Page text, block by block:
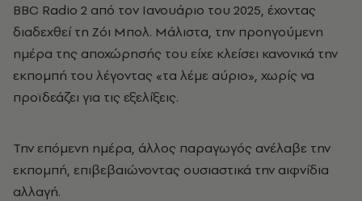
BBC Radio 2 από τον Ιανουάριο του 2025, έχοντας
διαδεχθεί τη Ζόι Μπολ. Μάλιστα, την προηγούμενη
ημέρα της αποχώρησής του είχε κλείσει κανονικά την
εκπομπή του λέγοντας «τα λέμε αύριο», χωρίς να
προϊδεάζει για τις εξελίξεις.
Την επόμενη ημέρα, άλλος παραγωγός ανέλαβε την
εκπομπή, επιβεβαιώνοντας ουσιαστικά την αιφνίδια
αλλαγή.